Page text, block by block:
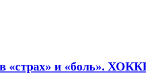
«страх» и «боль».